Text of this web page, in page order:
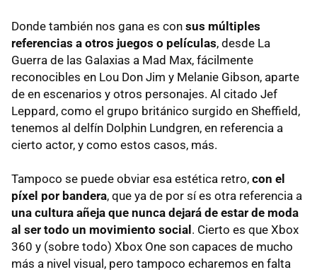
Donde también nos gana es con sus múltiples
referencias a otros juegos o películas, desde La
Guerra de las Galaxias a Mad Max, fácilmente
reconocibles en Lou Don Jim y Melanie Gibson, aparte
de en escenarios y otros personajes. Al citado Jef
Leppard, como el grupo británico surgido en Sheffield,
tenemos al delfín Dolphin Lundgren, en referencia a
cierto actor, y como estos casos, más.
Tampoco se puede obviar esa estética retro, con el
píxel por bandera, que ya de por sí es otra referencia a
una cultura añeja que nunca dejará de estar de moda
al ser todo un movimiento social. Cierto es que Xbox
360 y (sobre todo) Xbox One son capaces de mucho
más a nivel visual, pero tampoco echaremos en falta